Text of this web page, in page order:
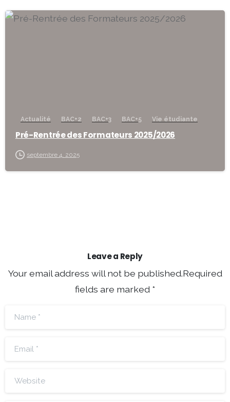
Actualité BAC+2 BAC+3 BAC+5 Vie étudiante
Pré-Rentrée des Formateurs 2025/2026
septembre 4, 2025
Leave a Reply
Your email address will not be published.Required
fields are marked *
Name *
Email*
Website